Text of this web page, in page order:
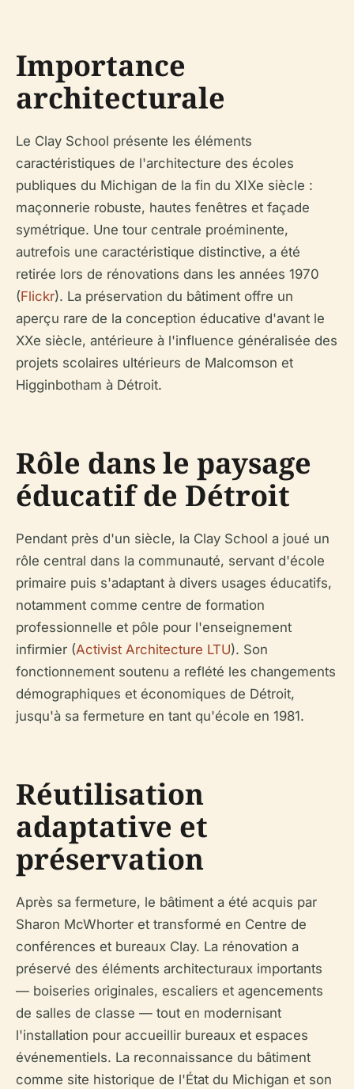
Importance
architecturale
Le Clay School présente les éléments
caractéristiques de l'architecture des écoles
publiques du Michigan de la fin du XIXe siècle :
maçonnerie robuste, hautes fenêtres et façade
symétrique. Une tour centrale proéminente,
autrefois une caractéristique distinctive, a été
retirée lors de rénovations dans les années 1970
(Flickr). La préservation du bâtiment offre un
aperçu rare de la conception éducative d'avant le
XXe siècle, antérieure à l'influence généralisée des
projets scolaires ultérieurs de Malcomson et
Higginbotham à Détroit.
Rôle dans le paysage
éducatif de Détroit
Pendant près d'un siècle, la Clay School a joué un
rôle central dans la communauté, servant d'école
primaire puis s'adaptant à divers usages éducatifs,
notamment comme centre de formation
professionnelle et pôle pour l'enseignement
infirmier (Activist Architecture LTU). Son
fonctionnement soutenu a reflété les changements
démographiques et économiques de Détroit,
jusqu'à sa fermeture en tant qu'école en 1981.
Réutilisation
adaptative et
préservation
Après sa fermeture, le bâtiment a été acquis par
Sharon McWhorter et transformé en Centre de
conférences et bureaux Clay. La rénovation a
préservé des éléments architecturaux importants
— boiseries originales, escaliers et agencements
de salles de classe — tout en modernisant
l'installation pour accueillir bureaux et espaces
événementiels. La reconnaissance du bâtiment
comme site historique de l'État du Michigan et son